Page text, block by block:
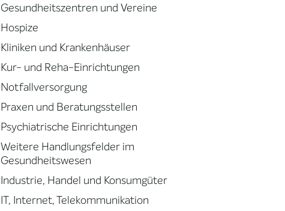
Gesundheitszentren und Vereine
Hospize
Kliniken und Krankenhäuser
Kur- und Reha-Einrichtungen
Notfallversorgung
Praxen und Beratungsstellen
Psychiatrische Einrichtungen
Weitere Handlungsfelder im
Gesundheitswesen
Industrie, Handel und Konsumgüter
IT, Internet, Telekommunikation